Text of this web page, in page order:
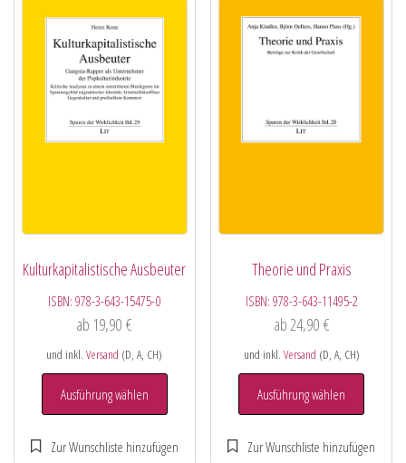
Kulturkapitalistische Ausbeuter
ISBN:978-3-643-15475-0
ab 19,90€
und inkl.Versand (D, A, CH)
Ausführung wählen
Theorie und Praxis
ISBN: 978-3-643-11495-2
ab24,90 €
und inkl. Versand (D, A, CH)
Ausführung wählen